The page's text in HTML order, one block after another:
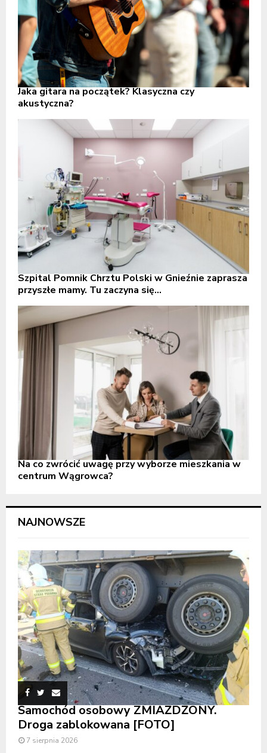
Jaka gitara na początek? Klasyczna czy
akustyczna?
Szpital Pomnik Chrztu Polski w Gnieźnie zaprasza
przyszłe mamy. Tu zaczyna się...
Na co zwrócić uwagę przy wyborze mieszkania w
centrum Wągrowca?
NAJNOWSZE
Samochód osobowy ZMIAŻDŻONY.
Droga zablokowana [FOTO]
7 sierpnia 2026